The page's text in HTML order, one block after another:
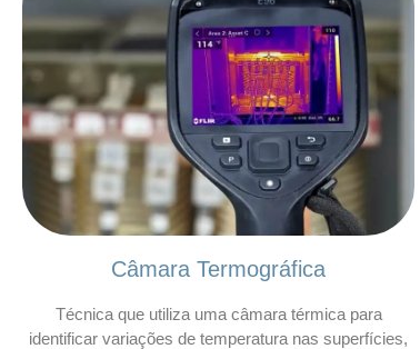
Câmara Termográfica
Técnica que utiliza uma câmara térmica para
identificar variações de temperatura nas superfícies,